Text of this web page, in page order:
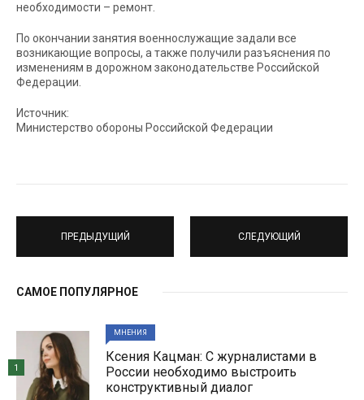
необходимости – ремонт.
По окончании занятия военнослужащие задали все
возникающие вопросы, а также получили разъяснения по
изменениям в дорожном законодательстве Российской
Федерации.
Источник:
Министерство обороны Российской Федерации
ПРЕДЫДУЩИЙ СЛЕДУЮЩИЙ
САМОЕ ПОПУЛЯРНОЕ
МНЕНИЯ
Ксения Кацман: С журналистами в
России необходимо выстроить
конструктивный диалог
1